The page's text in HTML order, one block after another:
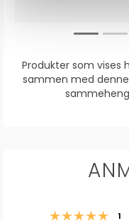
Produkter som vises
sammen med
1